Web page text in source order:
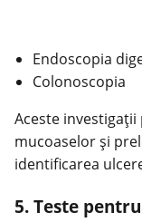
Endoscopia
Colonoscopia
Aceste
mucoaselor şi
identificarea
5. Teste